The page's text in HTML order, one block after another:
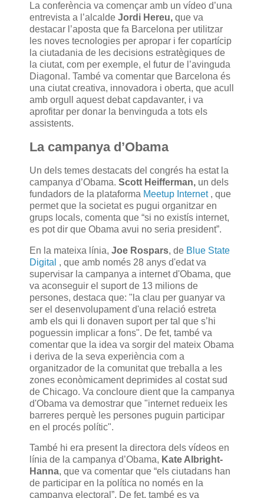
La conferència va començar amb un vídeo d’una
entrevista a l’alcalde Jordi Hereu, que va
destacar l’aposta que fa Barcelona per utilitzar
les noves tecnologies per apropar i fer copartícip
la ciutadania de les decisions estratègiques de
la ciutat, com per exemple, el futur de l’avinguda
Diagonal. També va comentar que Barcelona és
una ciutat creativa, innovadora i oberta, que acull
amb orgull aquest debat capdavanter, i va
aprofitar per donar la benvinguda a tots els
assistents.
La campanya d’Obama
Un dels temes destacats del congrés ha estat la
campanya d’Obama. Scott Heifferman, un dels
fundadors de la plataforma Meetup Internet , que
permet que la societat es pugui organitzar en
grups locals, comenta que “si no existís internet,
es pot dir que Obama avui no seria president”.
En la mateixa línia, Joe Rospars, de Blue State
Digital , que amb només 28 anys d'edat va
supervisar la campanya a internet d'Obama, que
va aconseguir el suport de 13 milions de
persones, destaca que: "la clau per guanyar va
ser el desenvolupament d'una relació estreta
amb els qui li donaven suport per tal que s’hi
poguessin implicar a fons". De fet, també va
comentar que la idea va sorgir del mateix Obama
i deriva de la seva experiència com a
organitzador de la comunitat que treballa a les
zones econòmicament deprimides al costat sud
de Chicago. Va concloure dient que la campanya
d'Obama va demostrar que "internet redueix les
barreres perquè les persones puguin participar
en el procés polític".
També hi era present la directora dels vídeos en
línia de la campanya d’Obama, Kate Albright-
Hanna, que va comentar que “els ciutadans han
de participar en la política no només en la
campanya electoral”. De fet, també es va